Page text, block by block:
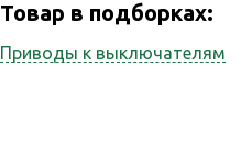
Товар в подборках:
Приводы к выключателям